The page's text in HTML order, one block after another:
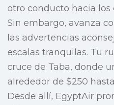
otro conducto hacia los
Sin embargo, avanza
las advertencias
escalas tranquilas. Tu
cruce de Taba, donde
alrededor de $250
Desde allí, EgyptAir